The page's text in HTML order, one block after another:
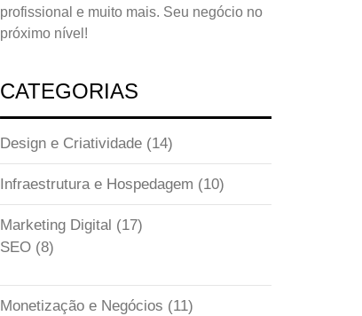
profissional e muito mais. Seu negócio no
próximo nível!
CATEGORIAS
Design e Criatividade (14)
Infraestrutura e Hospedagem (10)
Marketing Digital (17)
SEO (8)
Monetização e Negócios (11)